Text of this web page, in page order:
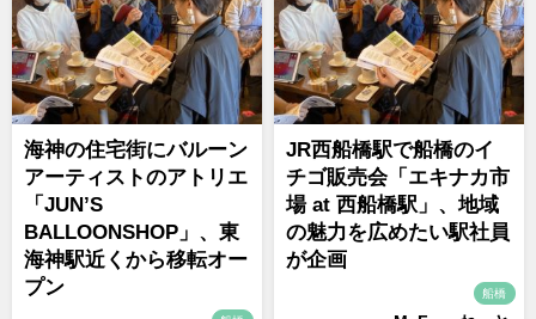
海神の住宅街にバルーン
アーティストのアトリエ
「JUN’S
BALLOONSHOP」、東
海神駅近くから移転オー
プン
JR西船橋駅で船橋のイ
チゴ販売会「エキナカ市
場 at 西船橋駅」、地域
の魅力を広めたい駅社員
が企画
船橋